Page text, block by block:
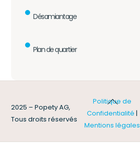
Désamiantage
Plan de quartier
Back
To
Top
2025 – Popety AG,
Tous droits réservés
Politique de
Confidentialité |
Mentions légales